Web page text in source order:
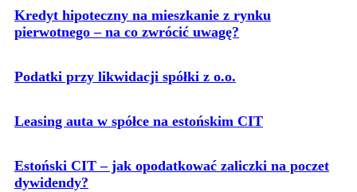
Kredyt hipoteczny na mieszkanie z rynku
pierwotnego – na co zwrócić uwagę?
Podatki przy likwidacji spółki z o.o.
Leasing auta w spółce na estońskim CIT
Estoński CIT – jak opodatkować zaliczki na poczet
dywidendy?